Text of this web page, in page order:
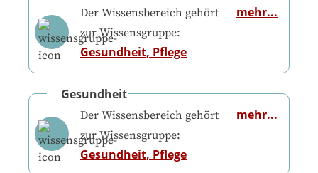
Der Wissensbereich gehört
zur Wissensgruppe:
Gesundheit, Pflege
mehr...
Gesundheit
Der Wissensbereich gehört
zur Wissensgruppe:
Gesundheit, Pflege
mehr...